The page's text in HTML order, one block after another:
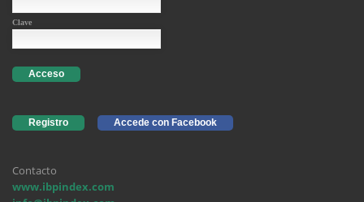
Clave
Acceso
Registro Accede con Facebook
Contacto
www.ibpindex.com